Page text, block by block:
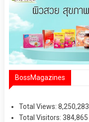
BossMagazines
Total Views: 8,250,283
Total Visitors: 384,865